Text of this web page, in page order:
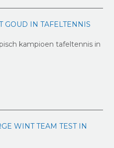
GOUD IN TAFELTENNIS
kampioen tafeltennis in
WINT TEAM TEST IN